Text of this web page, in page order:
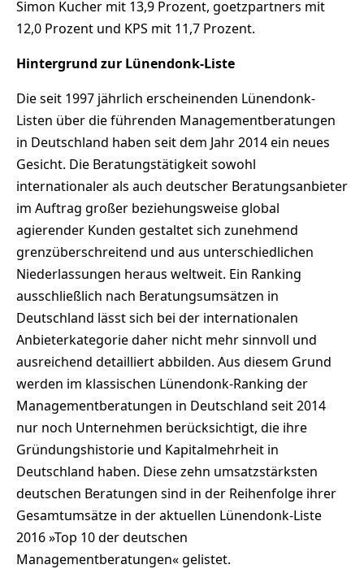
Simon Kucher mit 13,9 Prozent, goetzpartners mit
12,0 Prozent und KPS mit 11,7 Prozent.
Hintergrund zur Lünendonk-Liste
Die seit 1997 jährlich erscheinenden Lünendonk-
Listen über die führenden Managementberatungen
in Deutschland haben seit dem Jahr 2014 ein neues
Gesicht. Die Beratungstätigkeit sowohl
internationaler als auch deutscher Beratungsanbieter
im Auftrag großer beziehungsweise global
agierender Kunden gestaltet sich zunehmend
grenzüberschreitend und aus unterschiedlichen
Niederlassungen heraus weltweit. Ein Ranking
ausschließlich nach Beratungsumsätzen in
Deutschland lässt sich bei der internationalen
Anbieterkategorie daher nicht mehr sinnvoll und
ausreichend detailliert abbilden. Aus diesem Grund
werden im klassischen Lünendonk-Ranking der
Managementberatungen in Deutschland seit 2014
nur noch Unternehmen berücksichtigt, die ihre
Gründungshistorie und Kapitalmehrheit in
Deutschland haben. Diese zehn umsatzstärksten
deutschen Beratungen sind in der Reihenfolge ihrer
Gesamtumsätze in der aktuellen Lünendonk-Liste
2016 »Top 10 der deutschen
Managementberatungen« gelistet.